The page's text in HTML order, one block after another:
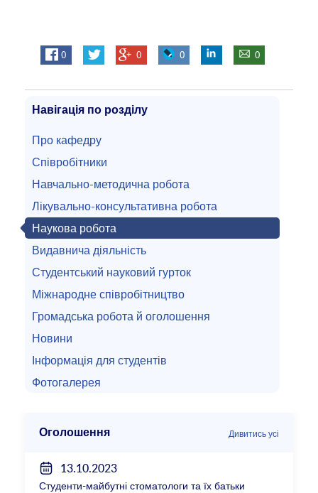
0 0 0 0
Навігація по розділу
Про кафедру
Співробітники
Навчально-методична робота
Лікувально-консультативна робота
Наукова робота
Видавнича діяльність
Студентський науковий гурток
Міжнародне співробітництво
Громадська робота й оголошення
Новини
Інформація для студентів
Фотогалерея
Оголошення Дивитись усі
13.10.2023
Студенти-майбутні стоматологи та їх батьки